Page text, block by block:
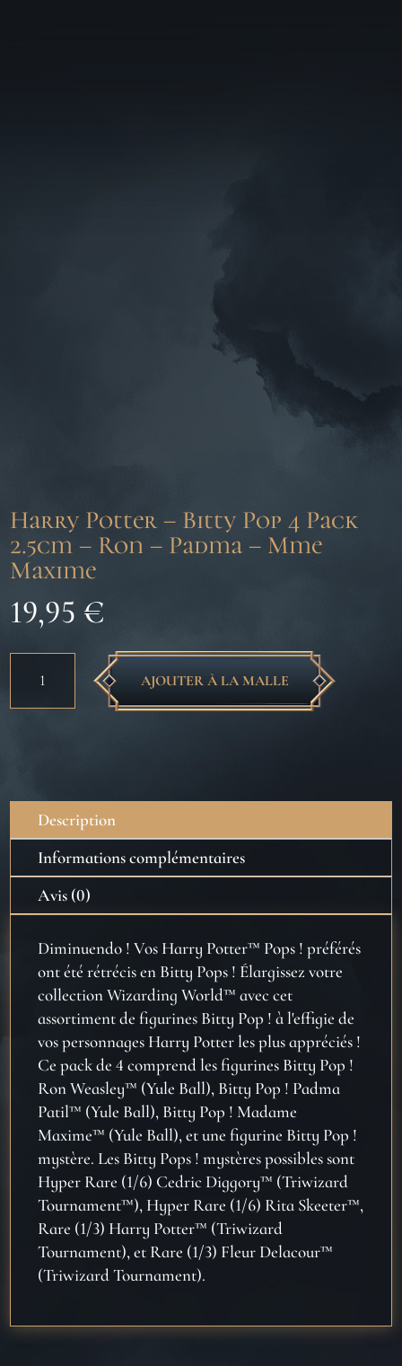
Harry Potter – Bitty Pop 4 Pack
2.5cm – Ron – Padma – Mme
Maxime
19,95 €
Harry
Pop
Pack
2.5cm
Ron
Padma
Mme
Maxime
AJOUTER À LA MALLE
Description
Informations complémentaires
Avis (0)
Diminuendo ! Vos Harry Potter™ Pops ! préférés
ont été rétrécis en Bitty Pops ! Élargissez votre
collection Wizarding World™ avec cet
assortiment de figurines Bitty Pop ! à l'effigie de
vos personnages Harry Potter les plus appréciés !
Ce pack de 4 comprend les figurines Bitty Pop !
Ron Weasley™ (Yule Ball), Bitty Pop ! Padma
Patil™ (Yule Ball), Bitty Pop ! Madame
Maxime™ (Yule Ball), et une figurine Bitty Pop !
mystère. Les Bitty Pops ! mystères possibles sont
Hyper Rare (1/6) Cedric Diggory™ (Triwizard
Tournament™), Hyper Rare (1/6) Rita Skeeter™,
Rare (1/3) Harry Potter™ (Triwizard
Tournament), et Rare (1/3) Fleur Delacour™
(Triwizard Tournament).